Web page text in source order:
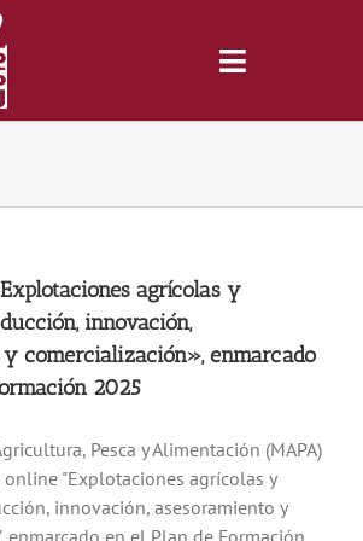
Toggle
agrícolas y
innovación,
comercialización», enmarcado
2025
Pesca y Alimentación (MAPA)
"Explotaciones agrícolas y
innovación, asesoramiento y
enmarcado en el Plan de Formación